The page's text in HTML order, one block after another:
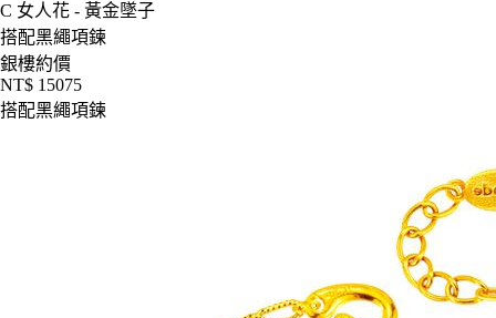
C 女人花 - 黃金墜子
搭配黑繩項鍊
銀樓約價
NT$ 15075
搭配黑繩項鍊